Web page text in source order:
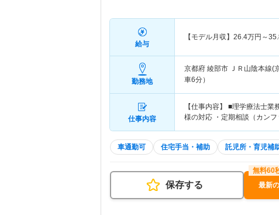
給与
【モデル月収】 26.4万円～
勤務地
京都府 綾部市 ＪＲ山陰本線(
車6分）
仕事内容
【仕事内容】 ■理学療法士
様の対応 ・定期相談（カン
車通勤可 住宅手当・補助 託児所・育児補
保存する 最新